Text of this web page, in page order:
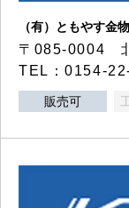
（有）ともやす金
〒085-0004
TEL：0154-
販売可